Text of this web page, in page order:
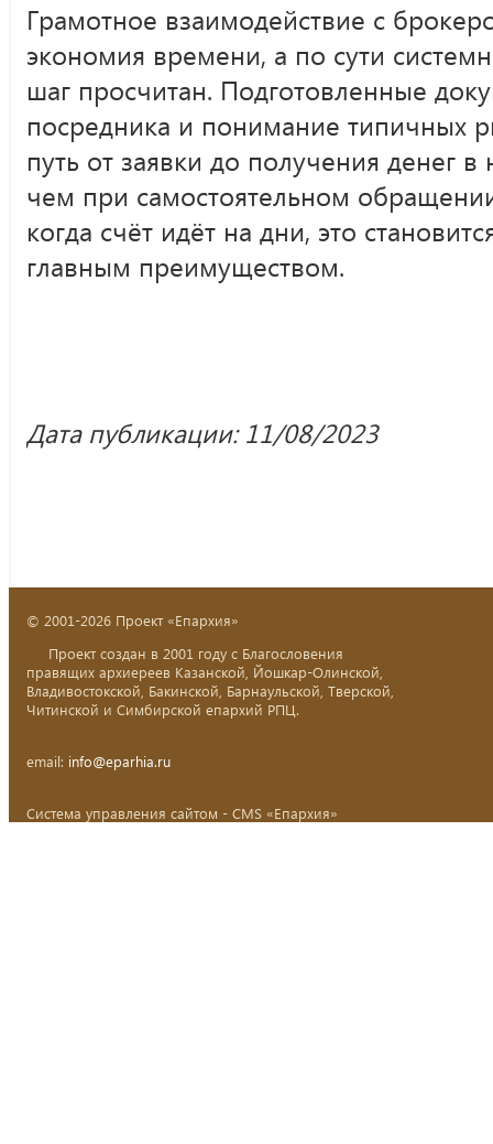
Грамотное взаимодействие с
экономия времени, а по сути
шаг просчитан. Подготовленные
посредника и понимание типичных
путь от заявки до получения денег в
чем при самостоятельном
когда счёт идёт на дни, это
главным преимуществом.
Дата публикации: 11/08/2023
© 2001-2026 Проект «Епархия»
Проект создан в 2001 году с Благословения
правящих архиереев Казанской, Йошкар-Олинской,
Владивостокской, Бакинской, Барнаульской, Тверской,
Читинской и Симбирской епархий РПЦ.
email: info@eparhia.ru
Система управления сайтом - CMS «Епархия»